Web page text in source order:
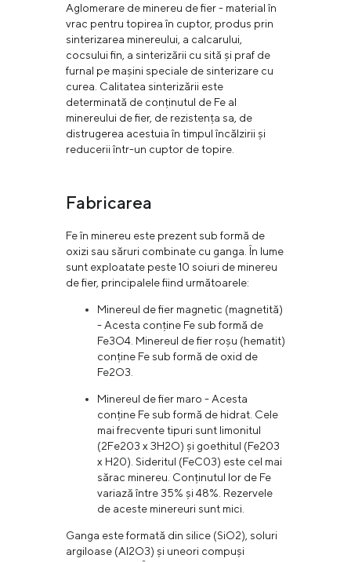
Aglomerare de minereu de fier - material în
vrac pentru topirea în cuptor, produs prin
sinterizarea minereului, a calcarului,
cocsului fin, a sinterizării cu sită și praf de
furnal pe mașini speciale de sinterizare cu
curea. Calitatea sinterizării este
determinată de conținutul de Fe al
minereului de fier, de rezistența sa, de
distrugerea acestuia în timpul încălzirii și
reducerii într-un cuptor de topire.
Fabricarea
Fe în minereu este prezent sub formă de
oxizi sau săruri combinate cu ganga. În lume
sunt exploatate peste 10 soiuri de minereu
de fier, principalele fiind următoarele:
Minereul de fier magnetic (magnetită)
- Acesta conține Fe sub formă de
Fe3O4. Minereul de fier roșu (hematit)
conține Fe sub formă de oxid de
Fe2O3.
Minereul de fier maro - Acesta
conține Fe sub formă de hidrat. Cele
mai frecvente tipuri sunt limonitul
(2Fе203 х ЗН2О) și goethitul (Fe203
х H20). Sideritul (FeC03) este cel mai
sărac minereu. Conținutul lor de Fe
variază între 35% și 48%. Rezervele
de aceste minereuri sunt mici.
Ganga este formată din silice (SiO2), soluri
argiloase (Al2O3) și uneori compuși